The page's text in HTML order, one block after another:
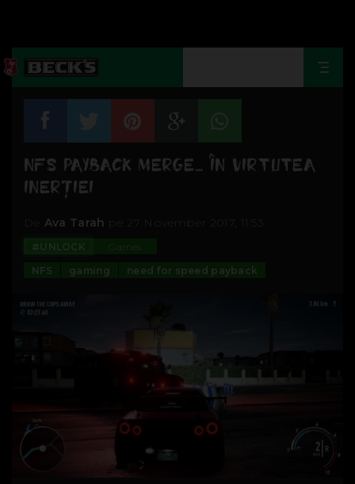
NFS PAYBACK MERGE... ÎN VIRTUTEA
INERȚIEI
Ava Tarah pe 27 November 2017, 11:53
#UNLOCK
Games
NFS
gaming need for speed payback